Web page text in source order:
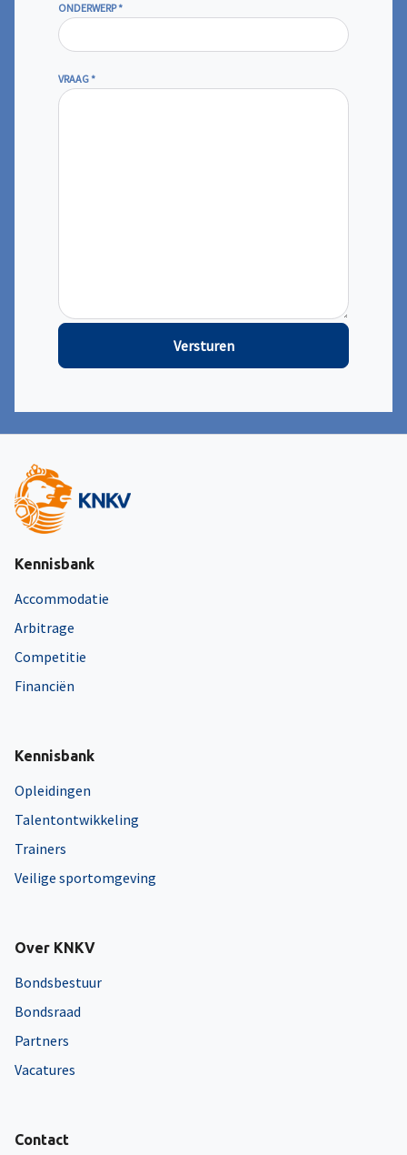
ONDERWERP*
VRAAG*
Versturen
Kennisbank
Accommodatie
Arbitrage
Competitie
Financiën
Kennisbank
Opleidingen
Talentontwikkeling
Trainers
Veilige sportomgeving
Over KNKV
Bondsbestuur
Bondsraad
Partners
Vacatures
Contact